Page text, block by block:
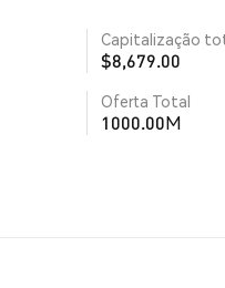
Capitalização
$8,679.00
Oferta Total
1000.00M